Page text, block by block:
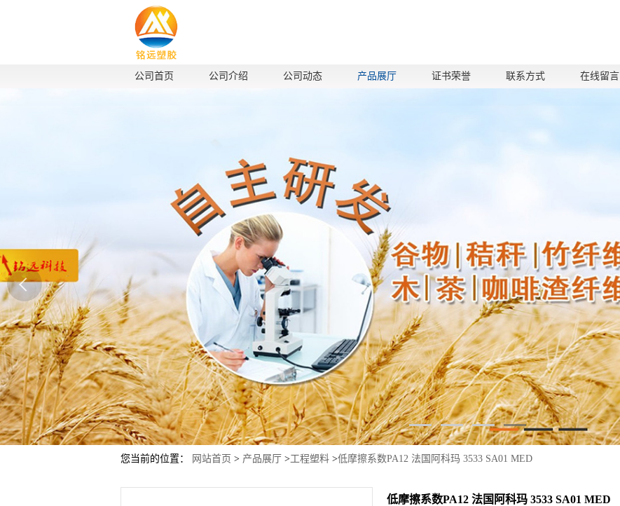
公司首页 公司介绍 公司动态 产品展厅 证书荣誉 联系方式 在线留言
您当前的位置： 网站首页 > 产品展厅 >工程塑料 >低摩擦系数PA12 法国阿科玛 3533 SA01 MED
低摩擦系数PA12 法国阿科玛 3533 SA01 MED